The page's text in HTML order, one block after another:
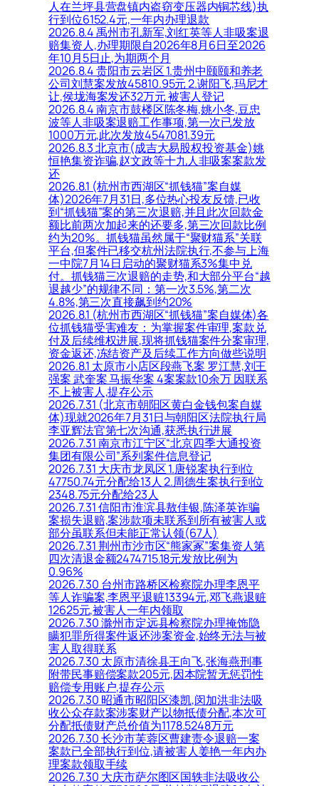
人在兰坪县营盘镇内盗窃变压器内铜芯线)执
行到位6152.4元,一年内办理退款
2026.8.4 禹州市孔新军,刘红英等人非吸案退
赔集资人,办理期限自2026年8月6日至2026
年10月5日止,为期两个月
2026.8.4 贵阳市云岩区 1.贵州中颐颐和养老
公司刘慧案发放45810.95元 2.谢阳飞,玛尼才
让,侯垅海案发还32万元 被害人登记
2026.8.4 南京市鼓楼区陈冬梅,姚小冬,豆忠
波等人非吸案退赔工作事项,第一次已发放
1000万元,此次发放4547081.39元
2026.8.3 北京市(成吉大易股权投资基金)姚
恒艳集资诈骗,赵文政等十九人非吸案案款发
还
2026.8.1 (杭州市西湖区“抓钱猫”案自媒
体)2026年7月31日,多位热心投友反馈,已收
到“抓钱猫”案的第三次退赔,并且此次回款金
额比前两次加起来的还要多,第三次回款比例
约为20%。抓钱猫虽然属于“聚财猫系”关联
平台,但案件已移交杭州法院执行,不参与上海
一中院7月14日启动的聚财猫系3%集中兑
付。抓钱猫三次退赔的走势,和大部分平台“越
退越少”的规律不同：第一次3.5%,第二次
4.8%,第三次直接飙到约20%
2026.8.1 (杭州市西湖区“抓钱猫”案自媒体)各
位抓钱猫受害难友：为掌握案件审理,案款兑
付及后续维权进展,现将抓钱猫案件分案审理,
资金返还,冻结资产及后续工作方向做些说明
2026.8.1 太原市小店区段燕飞案 罗江慧,刘王
强案 武奎案 马振华案 4案案款10余万 因联系
不上被害人,提存公示
2026.7.31 (北京市朝阳区黄白金钱包案自媒
体)现就2026年7月31日与朝阳区法院执行局
李亚辉法官第七次沟通,获悉执行进展
2026.7.31 南京市江宁区“北京四季大通投资
集团有限公司”系列案件信息登记
2026.7.31 大庆市龙凤区 1.唐锐案执行到位
47750.74元分配给13人 2.周德生案执行到位
2348.75元分配给23人
2026.7.31 信阳市淮滨县敖佳银,陈泽英诈骗
案损失退赔,案涉款项未联系到所有被害人或
部分虽联系但未能正常认领(67人)
2026.7.31 荆州市沙市区“熊家冢”案集资人第
四次清退金额2474715.18元发放比例为
0.96%
2026.7.30 台州市路桥区检察院办理李恩平
等人诈骗案,李恩平退赃13394元,邓飞燕退赃
12625元,被害人一年内领取
2026.7.30 滁州市定远县检察院办理掩饰隐
瞒犯罪所得案件返还涉案资金,始终无法与被
害人取得联系
2026.7.30 太原市清徐县王向飞,张海燕刑事
附带民事赔偿案款205元,因本院暂无惩罚性
赔偿专用账户,提存公示
2026.7.30 昭通市昭阳区漆凯,闵加洪非法吸
收公众存款案涉案财产以物抵债分配,本次可
分配抵债财产总价值为1178.5248万元
2026.7.30 长沙市芙蓉区曹建责令退赔一案
案款已全部执行到位,请被害人姜艳一年内办
理案款领取手续
2026.7.30 大庆市萨尔图区国轶非法吸收公